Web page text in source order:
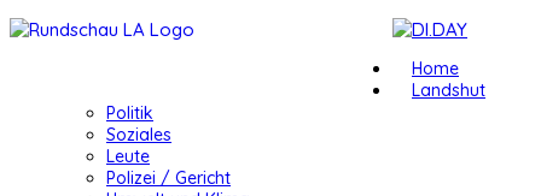
Home
Landshut
Politik
Soziales
Leute
Polizei / Gericht